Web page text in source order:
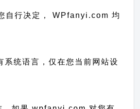
自行决定， WPfanyi.com 均
统语言，仅在您当前网站设